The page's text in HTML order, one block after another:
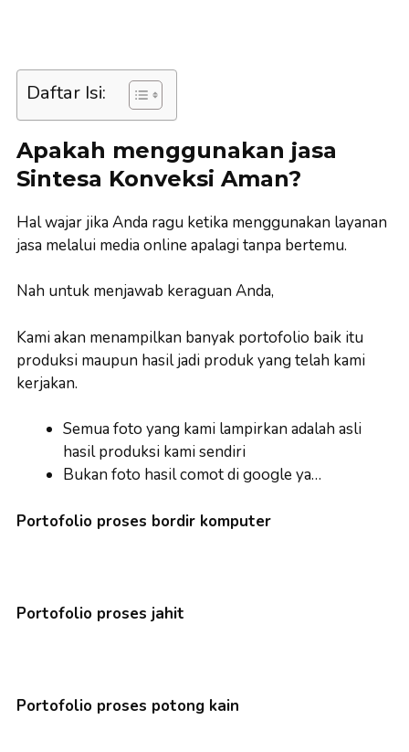
Daftar Isi:
Apakah menggunakan jasa
Sintesa Konveksi Aman?
Hal wajar jika Anda ragu ketika menggunakan layanan
jasa melalui media online apalagi tanpa bertemu.
Nah untuk menjawab keraguan Anda,
Kami akan menampilkan banyak portofolio baik itu
produksi maupun hasil jadi produk yang telah kami
kerjakan.
Semua foto yang kami lampirkan adalah asli
hasil produksi kami sendiri
Bukan foto hasil comot di google ya…
Portofolio proses bordir komputer
Portofolio proses jahit
Portofolio proses potong kain